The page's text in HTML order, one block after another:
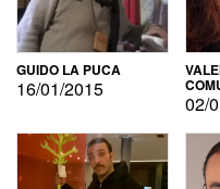
GUIDO LA PUCA
16/01/2015
02/